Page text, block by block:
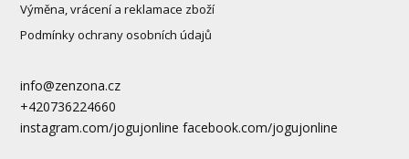
Výměna, vrácení a reklamace zboží
Podmínky ochrany osobních údajů
info@zenzona.cz
+420736224660
instagram.com/jogujonline facebook.com/jogujonline